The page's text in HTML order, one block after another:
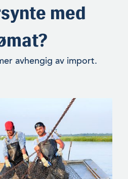
med
avhengig av import.